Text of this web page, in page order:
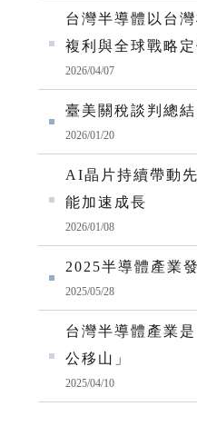
台灣半導體以台
複利與全球戰略定
2026/04/07
臺美關稅談判總
2026/01/20
AI晶片持續帶動
能加速成長
2026/01/08
2025半導體產業
2025/05/28
台灣半導體產業
公移山」
2025/04/10